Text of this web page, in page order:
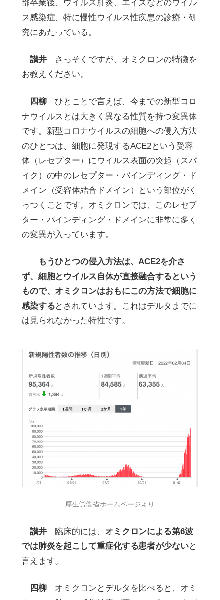
部卒業後、ウイルス肝炎、エイズなどのウイル
ス感染症、特に慢性ウイルス性疾患の診療・研
究にあたっている。
讃井さっそくですが、オミクロンの特徴を
お教えください。
四柳ひとことで言えば、今までの新型コロ
ナウイルスとは大きく異なる性質を持つ変異体
です。新型コロナウイルスの細胞への侵入方法
のひとつは、細胞に発現するACE2という受容
体（レセプター）にウイルス表面の突起（スパ
イク）の中のレセプター・バインディング・ド
メイン（受容体結合ドメイン）という部位がく
っつくことです。オミクロンでは、このレセプ
ター・バインディング・ドメインに非常に多く
の変異が入っています。
もうひとつの侵入方法は、 ACE2を介さ
ず、細胞とウイルス自体が直接融合するという
もので、オミクロンはおもにこの方法で細胞に
感染する とされています。これはデルタまでに
は見られなかった特性です。
厚生労働省ホームページより
讃井臨床的には、 オミクロンによる第6波
では肺炎を起こして重症化する患者が少ないと
言えます。
四柳オミクロンとデルタを比べると、オミ